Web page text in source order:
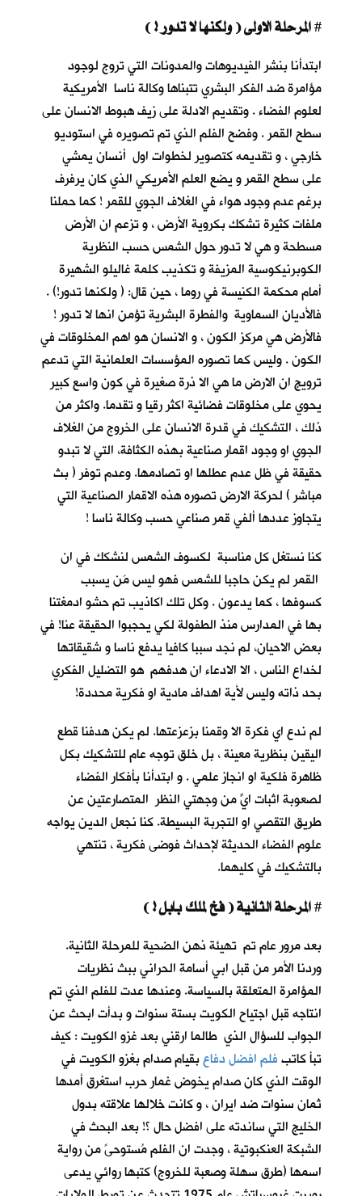
#
ابتدأنا بنشر الفيديوهات والمدونات التي تروج لوجود
مؤامرة ضد الفكر البشري تتبناها وكالة ناسا الأمريكية
لعلوم الفضاء . وتقديم الادلة على زيف هبوط الانسان على
سطح القمر . وفضح الفلم الذي تم تصويره في استوديو
خارجي ، و تقديمه كتصوير لخطوات اول أنسان يمشي
على سطح القمر و يضع العلم الأمريكي الذي كان يرفرف
برغم عدم وجود هواء في الغلاف الجوي للقمر ! كما حملنا
ملفات كثيرة تشكك بكروية الأرض ، و تزعم ان الأرض
مسطحة و هي لا تدور حول الشمس حسب النظرية
الكوبرنيكوسية المزيفة و تكذيب كلمة غاليلو الشهيرة
أمام محكمة الكنيسة في روما ، حين قال: ( ولكنها تدور!) .
فالأديان السماوية والفطرة البشرية تؤمن انها لا تدور !
فالأرض هي مركز الكون ، و الانسان هو اهم المخلوقات في
الكون . وليس كما تصوره المؤسسات العلمانية التي تدعم
ترويج ان الارض ما هي الا ذرة صغيرة في كون واسع كبير
يحوي على مخلوقات فضائية اكثر رقيا و تقدما. واكثر من
ذلك ، التشكيك في قدرة الانسان على الخروج من الغلاف
الجوي او وجود اقمار صناعية بهذه الكثافة، التي لا تبدو
حقيقة في ظل عدم عطلها او تصادمها. وعدم توفر ( بث
مباشر ) لحركة الارض تصوره هذه الاقمار الصناعية التي
يتجاوز عددها ألفي قمر صناعي حسب وكالة ناسا !
كنا نستغل كل مناسبة لكسوف الشمس لنشكك في ان
القمر لم يكن حاجبا للشمس فهو ليس مَن يسبب
كسوفها ، كما يدعون . وكل تلك اكاذيب تم حشو ادمغتنا
بها في المدارس منذ الطفولة لكي يحجبوا الحقيقة عنا! في
بعض الاحيان، لم نجد سببا كافيا يدفع ناسا و شقيقاتها
لخداع الناس ، الا الادعاء ان هدفهم هو التضليل الفكري
بحد ذاته وليس لأية اهداف مادية او فكرية محددة!
لم ندع اي فكرة الا وقمنا بزعزعتها. لم يكن هدفنا قطع
اليقين بنظرية معينة ، بل خلق توجه عام للتشكيك بكل
ظاهرة فلكية او انجاز علمي . و ابتدأنا بأفكار الفضاء
لصعوبة اثبات ايٍّ من وجهتي النظر المتصارعتين عن
طريق التقصي او التجربة البسيطة. كنا نجعل الدين يواجه
علوم الفضاء الحديثة لإحداث فوضى فكرية ، تنتهي
بالتشكيك في كليهما.
#
بعد مرور عام تم تهيئة ذهن الضحية للمرحلة الثانية.
وردنا الأمر من قبل ابي أسامة الحراني ببث نظريات
المؤامرة المتعلقة بالسياسة. وعندها عدت للفلم الذي تم
انتاجه قبل اجتياح الكويت بستة سنوات و بدأت ابحث عن
الجواب للسؤال الذي طالما ارقني بعد غزو الكويت : كيف
تبأ كاتبفلم افضل دفاعبقيام صدام بغزو الكويت في
الوقت الذي كان صدام يخوض غمار حرب استغرق أمدها
ثمان سنوات ضد ايران ، و كانت خلالها علاقته بدول
الخليج التي ساندته على افضل حال ؟! بعد البحث في
الشبكة العنكبوتية ، وجدت ان الفلم مُستوحىً من رواية
اسمها (طرق سهلة وصعبة للخروج) كتبها روائي يدعى